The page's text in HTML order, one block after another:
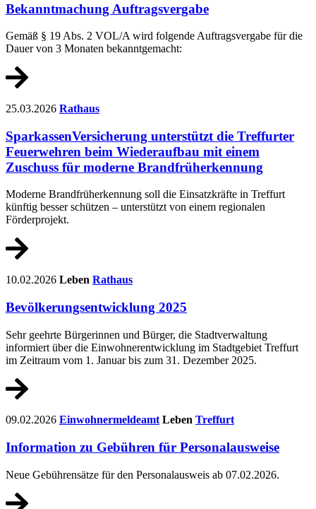
Bekanntmachung Auftragsvergabe
Gemäß § 19 Abs. 2 VOL/A wird folgende Auftragsvergabe für die
Dauer von 3 Monaten bekanntgemacht:
25.03.2026 Rathaus
SparkassenVersicherung unterstützt die Treffurter
Feuerwehren beim Wiederaufbau mit einem
Zuschuss für moderne Brandfrüherkennung
Moderne Brandfrüherkennung soll die Einsatzkräfte in Treffurt
künftig besser schützen – unterstützt von einem regionalen
Förderprojekt.
10.02.2026 Leben Rathaus
Bevölkerungsentwicklung 2025
Sehr geehrte Bürgerinnen und Bürger, die Stadtverwaltung
informiert über die Einwohnerentwicklung im Stadtgebiet Treffurt
im Zeitraum vom 1. Januar bis zum 31. Dezember 2025.
09.02.2026 Einwohnermeldeamt Leben Treffurt
Information zu Gebühren für Personalausweise
Neue Gebührensätze für den Personalausweis ab 07.02.2026.